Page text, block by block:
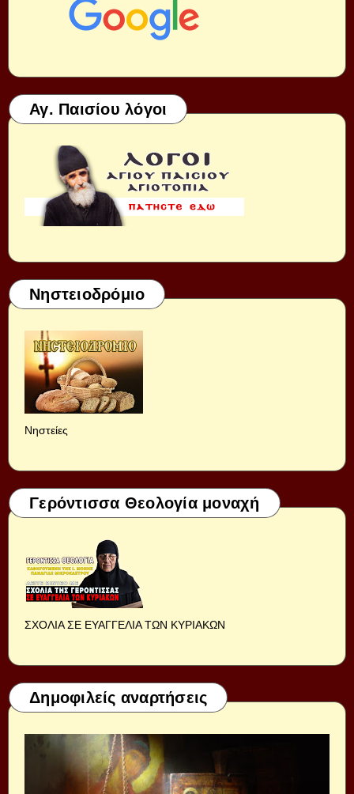
Αγ. Παισίου λόγοι
Νηστειοδρόμιο
Νηστείες
Γερόντισσα Θεολογία μοναχή
ΣΧΟΛΙΑ ΣΕ ΕΥΑΓΓΕΛΙΑ ΤΩΝ ΚΥΡΙΑΚΩΝ
Δημοφιλείς αναρτήσεις